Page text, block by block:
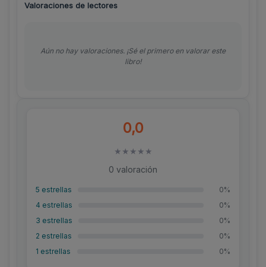
0,0
★ ★ ★ ★ ★
0 valoración
5 estrellas
0%
4 estrellas
0%
3 estrellas
0%
2 estrellas
0%
1 estrellas
0%
Valoraciones de lectores
Aún no hay valoraciones. ¡Sé el primero en valorar este
libro!